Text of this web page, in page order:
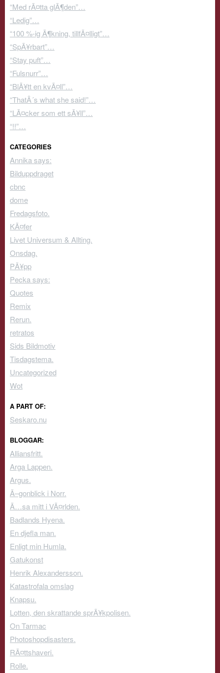
“Med rÃ¤tta glÃ¶den”…
“Ledig”…
“100 %-ig Ã¶kning, tillfÃ¤lligt”…
“SpÃ¥rbart”…
“Stay puft”…
“Fulsnurr”…
“BlÃ¥tt en kvÃ¤ll”…
“ThatÂ´s what she said!”…
“LÃ¤cker som ett sÃ¥ll”…
“!!”…
CATEGORIES
Annika says:
Bilduppdraget
cbnc
dome
Fredagsfoto.
KÃ¤fer
Livet Universum & Allting.
Onsdag.
PÃ¥pp
Pecka says:
Quotes
Remix
Rerun.
retratos
Sids Bildmotiv
Tisdagstema.
Uncategorized
Wot
A PART OF:
Seskaro.nu
BLOGGAR:
Alliansfritt.
Arga Lappen.
Argus.
Ã–gonblick i Norr.
Ã…sa mitt i VÃ¤rlden.
Badlands Hyena.
En djefla man.
Enligt min Humla.
Gatukonst
Henrik Alexandersson.
Katastrofala omslag
Knapsu.
Lotten, den skrattande sprÃ¥kpolisen.
On Tarmac
Photoshopdisasters.
RÃ¤ttshaveri.
Rolle.